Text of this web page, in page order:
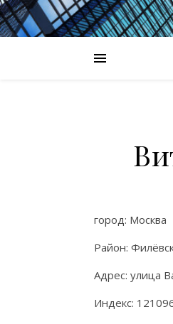
город: Москва
Район:
Адрес: улица
Индекс: